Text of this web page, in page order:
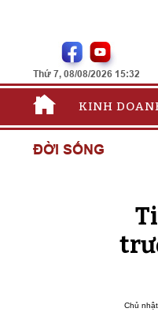
Thứ 7, 08/08/2026 15:32
KINH
ĐỜI SỐNG
Chủ